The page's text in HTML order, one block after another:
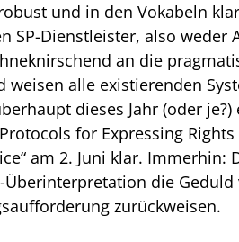
und in den Vokabeln
Dienstleister, also weder
an die
alle existierenden
dieses Jahr (oder
for Expressing
am 2. Juni klar. Immerhin:
die
zurückweisen.